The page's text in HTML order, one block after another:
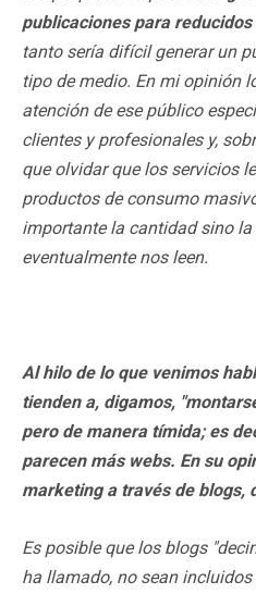
publicaciones para
tanto sería difícil generar un
tipo de medio. En mi opinión
atención de ese público
clientes y profesionales y,
que olvidar que los servicios
productos de consumo
importante la cantidad sino
eventualmente nos leen.
Al hilo de lo que venimos
tienden a, digamos,
pero de manera tímida; es
parecen más webs. En su
marketing a través de blogs,
Es posible que los blogs
ha llamado, no sean